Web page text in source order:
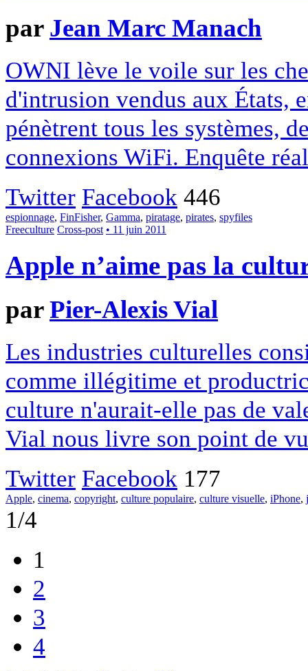
par Jean Marc Manach
OWNI lève le voile sur les
d'intrusion vendus aux États,
pénètrent tous les systèmes,
connexions WiFi. Enquête
Twitter Facebook 446
espionnage, FinFisher, Gamma, piratage, pirates, spyfiles
Freeculture Cross-post • 11 juin 2011
Apple n’aime pas la
parPier-Alexis Vial
Les industries culturelles
comme illégitime et
culture n'aurait-elle pas de
Vial nous livre son point de
Twitter Facebook 177
Apple, cinema, copyright, culture populaire, culture visuelle, iPhone,
1/4
1
2
3
4